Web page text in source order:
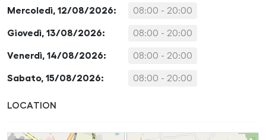
Mercoledì, 12/08/2026: 08:00 - 20:00
Giovedì, 13/08/2026: 08:00 - 20:00
Venerdì, 14/08/2026: 08:00 - 20:00
Sabato, 15/08/2026: 08:00 - 20:00
LOCATION